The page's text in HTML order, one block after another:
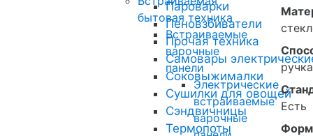
Пароварки
Пеновзбиватели
Прочая техника
Самовары
Соковыжималки
Сушилки для овощей
Сэндвичницы
Термопоты
бытовая техника
Встраиваемые
варочные
панели
Электрические
встраиваемые
варочные
ручка
Есть